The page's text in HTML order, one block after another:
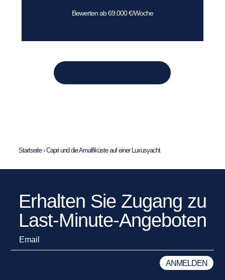
Bewerten ab 69.000 €/Woche
Startseite›Capri und die Amalfiküste auf einer Luxusyacht
Erhalten Sie Zugang zu
Last-Minute-Angeboten